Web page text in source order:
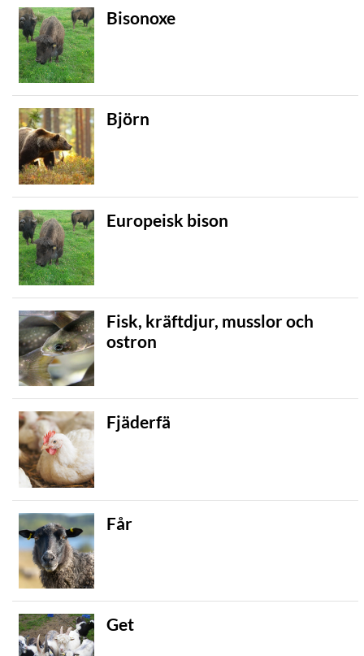
Bisonoxe
Björn
Europeisk bison
Fisk, kräftdjur, musslor och
ostron
Fjäderfä
Får
Get